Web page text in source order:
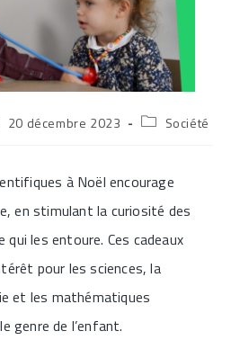
20 décembre 2023
PostSociété
à Noël encourage
en stimulant la curiosité des
les entoure. Ces cadeaux
pour les sciences, la
et les mathématiques
genre de l’enfant.